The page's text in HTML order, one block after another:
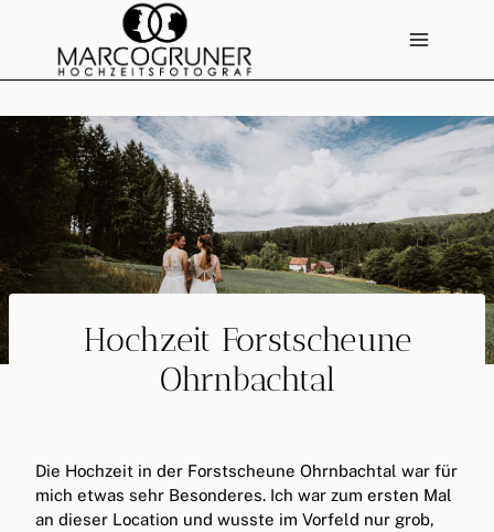
springen
Hochzeit Forstscheune
Ohrnbachtal
Die Hochzeit in der Forstscheune Ohrnbachtal war für
mich etwas sehr Besonderes. Ich war zum ersten Mal
an dieser Location und wusste im Vorfeld nur grob,